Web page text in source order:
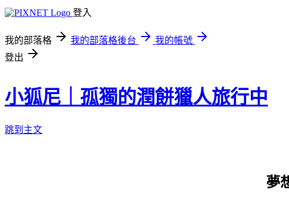
登入
我的部落格 我的部落格後台
我的帳號
登出
小狐尼｜孤獨的潤餅獵人旅行中
跳到主文
夢